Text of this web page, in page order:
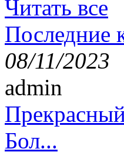
Читать все
Последние
08/11/2023
admin
Бол...